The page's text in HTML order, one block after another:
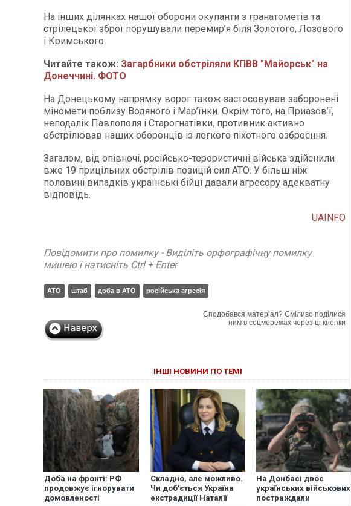
На інших ділянках нашої оборони окупанти з гранатометів та
стрілецької зброї порушували перемир’я біля Золотого, Лозового
і Кримського.
Читайте також: Загарбники обстріляли КПВВ "Майорськ" на
Донеччині. ФОТО
На Донецькому напрямку ворог також застосовував заборонені
міномети поблизу Водяного і Мар’їнки. Окрім того, на Приазов’ї,
неподалік Павлополя і Старогнатівки, противник активно
обстрілював наших оборонців із легкого піхотного озброєння.
Загалом, від опівночі, російсько-терористичні війська здійснили
вже 19 прицільних обстрілів позицій сил АТО. У більш ніж
половині випадків українські бійці давали агресору адекватну
відповідь.
UAINFO
Повідомити про помилку - Виділіть орфографічну помилку
мишею і натисніть Ctrl + Enter
АТО штаб доба в АТО російська агресія
Сподобався матеріал? Сміливо поділися
ним в соцмережах через ці кнопки
ІНШІ НОВИНИ ПО ТЕМІ
Доба на фронті: РФ
продовжує ігнорувати
домовленості
Складно, але можливо.
Чи доб'ється Україна
екстрадиції Наталії
На Донбасі двоє
українських військових
постраждали